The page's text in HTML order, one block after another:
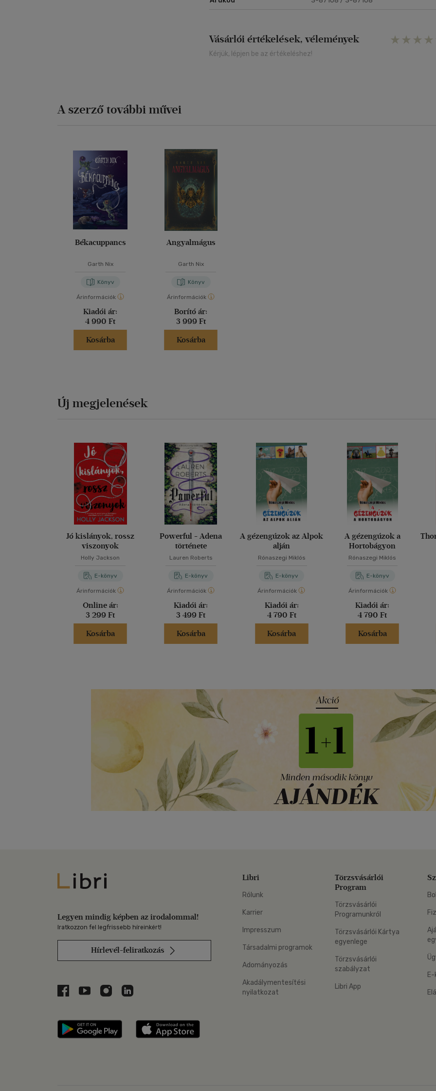
Vásárlói értékelések, vélemények
Kérjük, lépjen be az értékeléshez!
A szerző további művei
Békacuppancs
Garth Nix
Könyv
Árinformációk
Kiadói ár:
4 990 Ft
Kosárba
Angyalmágus
Garth Nix
Könyv
Árinformációk
Borító ár:
3 999 Ft
Kosárba
Új megjelenések
Jó kislányok, rossz
viszonyok
Holly Jackson
E-könyv
Árinformációk
Online ár:
3 299 Ft
Kosárba
Powerful - Adena
története
Lauren Roberts
E-könyv
Árinformációk
Kiadói ár:
3 499 Ft
Kosárba
A gézengúzok az Alpok
alján
Rónaszegi Miklós
E-könyv
Árinformációk
Kiadói ár:
4 790 Ft
Kosárba
A gézengúzok a
Hortobágyon
Rónaszegi Miklós
E-könyv
Árinformációk
Kiadói ár:
4 790 Ft
Kosárba
Libri
Legyen mindig képben az irodalommal!
Iratkozzon fel legfrissebb híreinkért!
Hírlevél-feliratkozás
Libri a Facebookon
Libri a Youtube-on
Libri az Instagramon
Libri a LinkedInen
Libri applikáció Szerezd meg: Google Play
Libri
Rólunk
Karrier
Impresszum
Társadalmi programok
Adományozás
Akadálymentesítési
nyilatkozat
Törzsvásárlói
Program
Törzsvásárlói
Programunkról
Törzsvásárlói Kártya
egyenlege
Törzsvásárlói
szabályzat
Libri App